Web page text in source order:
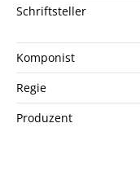
Schriftsteller
Komponist
Regie
Produzent